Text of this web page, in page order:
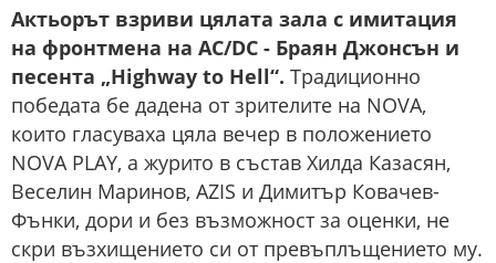
Актьорът взриви цялата зала с имитация
на фронтмена на AC/DC - Браян Джонсън и
песента „Highway to Hell“. Традиционно
победата бе дадена от зрителите на NOVA,
които гласуваха цяла вечер в положението
NOVA PLAY, a журито в състав Хилда Казасян,
Веселин Маринов, AZIS и Димитър Ковачев-
Фънки, дори и без възможност за оценки, не
скри възхищението си от превъплъщението му.